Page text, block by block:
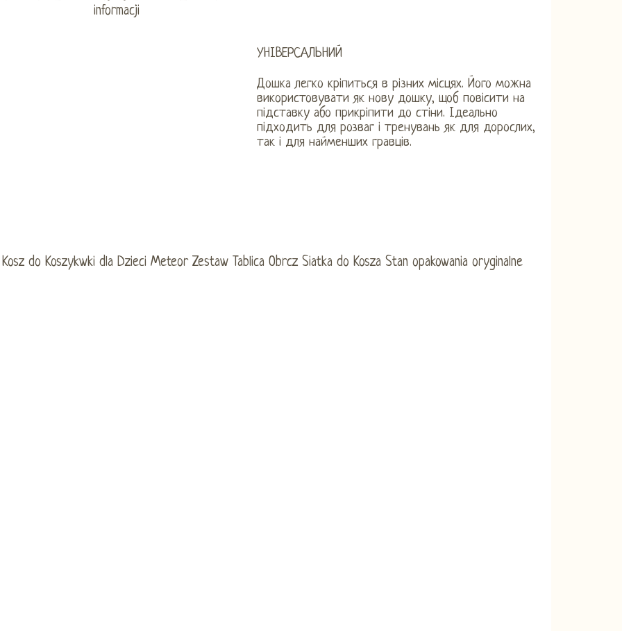
УНІВЕРСАЛЬНИЙ
Дошка легко кріпиться в різних місцях. Його можна
використовувати як нову дошку, щоб повісити на
підставку або прикріпити до стіни. Ідеально
підходить для розваг і тренувань як для дорослих,
так і для найменших гравців.